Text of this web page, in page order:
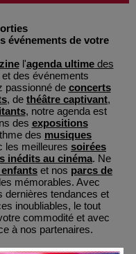
événements de votre
l'agenda ultimedes
des événements
passionné de concerts
, de théâtre captivant,
, notre agenda est
des expositions
des musiques
les meilleures soirées
inédits au cinéma. Ne
et nos parcs de
mémorables. Avec
dernières tendances et
inoubliables, le tout
commodité et avec
à nos partenaires.